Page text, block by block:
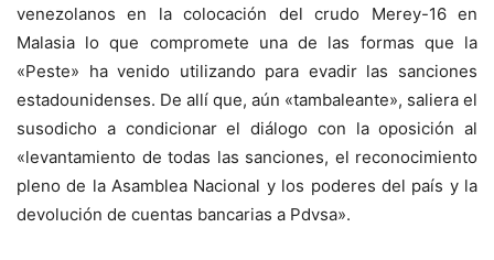
venezolanos en la colocación del crudo Merey-16 en
Malasia lo que compromete una de las formas que la
«Peste» ha venido utilizando para evadir las sanciones
estadounidenses. De allí que, aún «tambaleante», saliera el
susodicho a condicionar el diálogo con la oposición al
«levantamiento de todas las sanciones, el reconocimiento
pleno de la Asamblea Nacional y los poderes del país y la
devolución de cuentas bancarias a Pdvsa».